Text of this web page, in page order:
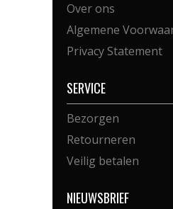
Over ons
Algemene
Privacy Statement
SERVICE
Bezorgen
Retourneren
Veilig betalen
NIEUWSBRIEF